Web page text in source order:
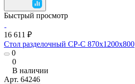
Быстрый просмотр
16 611 ₽
Стол разделочный СР-С 870x1200x800
0
0
В наличии
Арт. 64246